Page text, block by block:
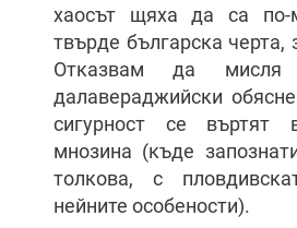
хаосът щяха да са по-
твърде българска черта,
Отказвам да мисля
далавераджийски
сигурност се въртят
мнозина (къде
толкова, с
нейните особености).